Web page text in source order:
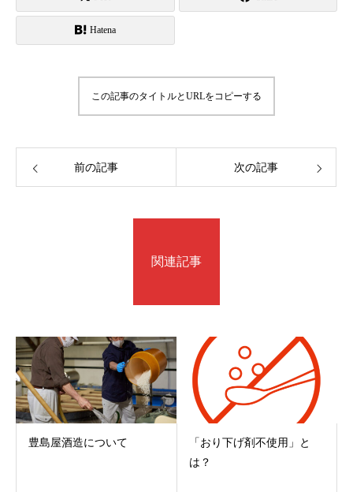
Hatena
この記事のタイトルとURLをコピーする
前の記事 次の記事
関連記事
豊島屋酒造について
「おり下げ剤不使用」と
は？